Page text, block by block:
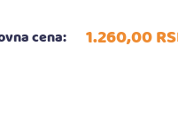
cena: 1.260,00